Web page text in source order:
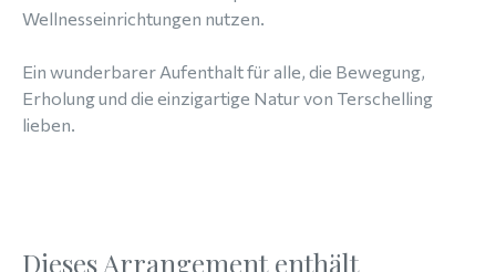
Wellnesseinrichtungen nutzen.
Ein wunderbarer Aufenthalt für alle, die Bewegung,
Erholung und die einzigartige Natur von Terschelling
lieben.
Dieses Arrangement enthält